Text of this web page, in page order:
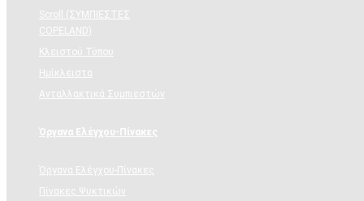
Scroll (ΣΥΜΠΙΕΣΤΕΣ
COPELAND)
Κλειστού Τύπου
Ημίκλειστα
Ανταλλακτικά Συμπιεστών
Όργανα Ελέγχου-Πίνακες
Όργανα Ελέγχου-Πίνακες
Πίνακες Ψυκτικών